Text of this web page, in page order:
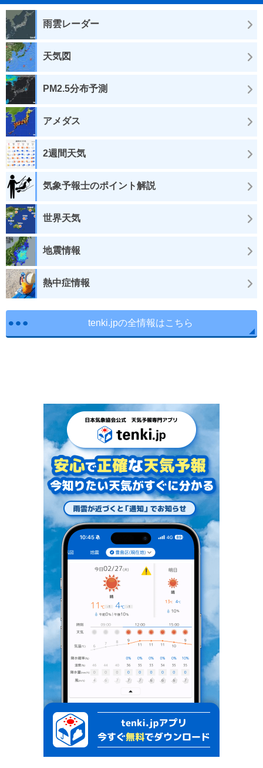
雨雲レーダー
天気図
PM2.5分布予測
アメダス
2週間天気
気象予報士のポイント解説
世界天気
地震情報
熱中症情報
tenki.jpの全情報はこちら